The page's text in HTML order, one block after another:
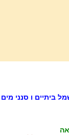
ביתיים ו סנני מים